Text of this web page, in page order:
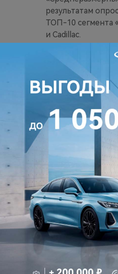
результатам
ТОП-10 сегмента
и Cadillac.
В Катаре
шесть месяцев.
признан «The